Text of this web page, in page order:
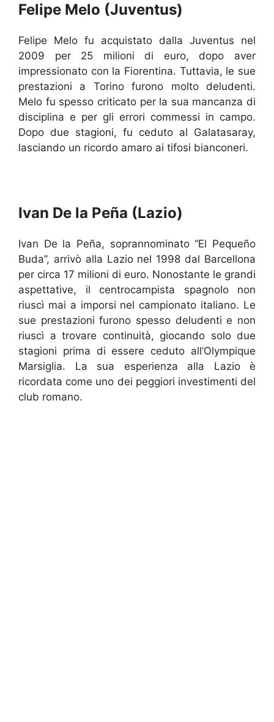
Felipe Melo (Juventus)
Felipe Melo fu acquistato dalla Juventus nel
2009 per 25 milioni di euro, dopo aver
impressionato con la Fiorentina. Tuttavia, le sue
prestazioni a Torino furono molto deludenti.
Melo fu spesso criticato per la sua mancanza di
disciplina e per gli errori commessi in campo.
Dopo due stagioni, fu ceduto al Galatasaray,
lasciando un ricordo amaro ai tifosi bianconeri.
Ivan De la Peña (Lazio)
Ivan De la Peña, soprannominato “El Pequeño
Buda”, arrivò alla Lazio nel 1998 dal Barcellona
per circa 17 milioni di euro. Nonostante le grandi
aspettative, il centrocampista spagnolo non
riuscì mai a imporsi nel campionato italiano. Le
sue prestazioni furono spesso deludenti e non
riuscì a trovare continuità, giocando solo due
stagioni prima di essere ceduto all’Olympique
Marsiglia. La sua esperienza alla Lazio è
ricordata come uno dei peggiori investimenti del
club romano.